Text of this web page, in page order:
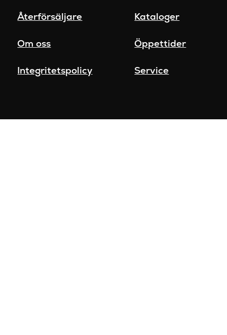
Återförsäljare Kataloger
Om oss Öppettider
Integritetspolicy Service